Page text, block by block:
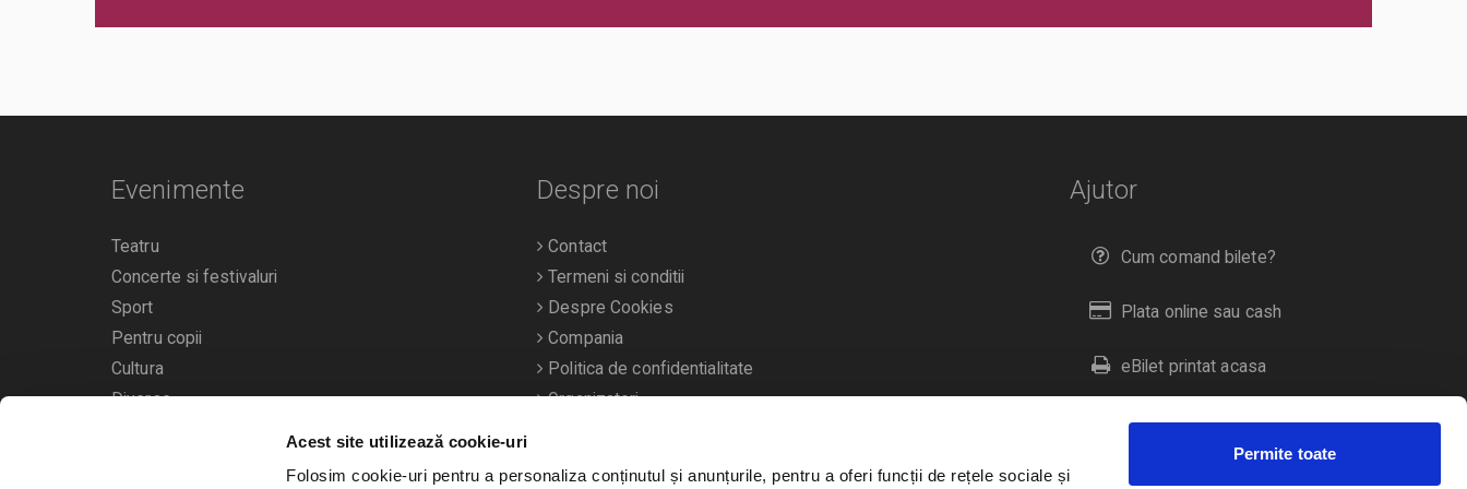
Acest site utilizează cookie-uri
Folosim cookie-uri pentru a personaliza conținutul și anunțurile, pentru a oferi funcții de rețele sociale și
Permite toate
Ajutor
Cum comand bilete?
Plata online sau cash
eBilet printat acasa
Livrare prin curier
Evenimente
Teatru
Concerte si festivaluri
Sport
Pentru copii
Cultura
Diverse
Calendarul evenimentelor
Despre noi
Contact
Termeni si conditii
Despre Cookies
Compania
Politica de confidentialitate
Organizatori